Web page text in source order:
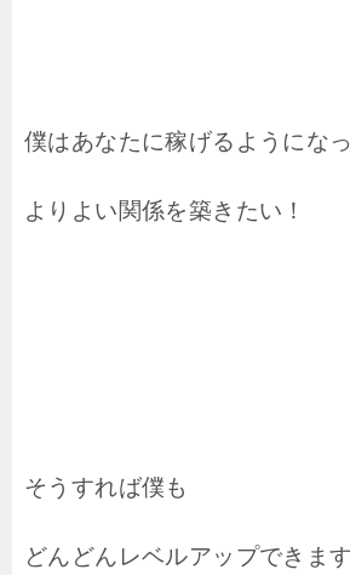
僕はあなたに稼げるようにな
よりよい関係を築きたい！
そうすれば僕も
どんどんレベルアップできます